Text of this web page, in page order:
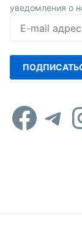
уведомления о
mail